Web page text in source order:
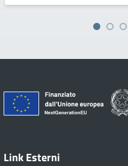
Link Esterni